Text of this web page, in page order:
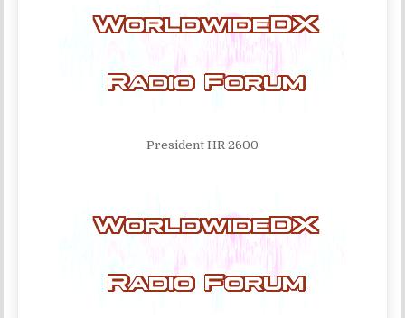
President HR 2600